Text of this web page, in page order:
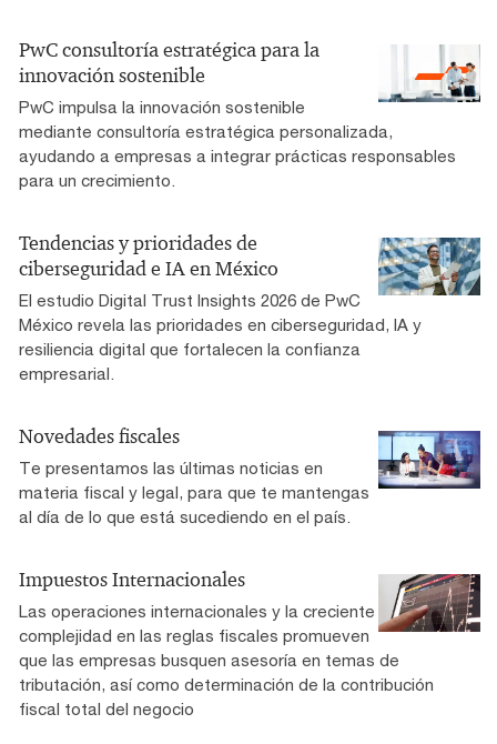
PwC consultoría estratégica para la
innovación sostenible
PwC impulsa la innovación sostenible
mediante consultoría estratégica personalizada,
ayudando a empresas a integrar prácticas responsables
para un crecimiento.
Tendencias y prioridades de
ciberseguridad e IA en México
El estudio Digital Trust Insights 2026 de PwC
México revela las prioridades en ciberseguridad, IA y
resiliencia digital que fortalecen la confianza
empresarial.
Novedades fiscales
Te presentamos las últimas noticias en
materia fiscal y legal, para que te mantengas
al día de lo que está sucediendo en el país.
Impuestos Internacionales
Las operaciones internacionales y la creciente
complejidad en las reglas fiscales promueven
que las empresas busquen asesoría en temas de
tributación, así como determinación de la contribución
fiscal total del negocio